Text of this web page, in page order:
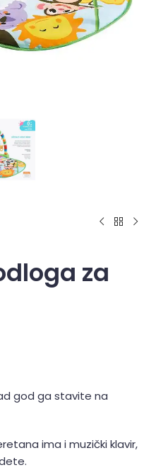
za
god ga stavite na
ima i muzički klavir,